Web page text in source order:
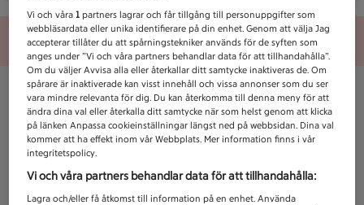
Unknown error
Vi och våra1 partners lagrar och får tillgång till personuppgifter som
webbläsardata eller unika identifierare på din enhet. Genom att välja Jag
accepterar tillåter du att spårningstekniker används för de syften som
anges under ”Vi och våra partners behandlar data för att tillhandahålla”.
Om du väljer Avvisa alla eller återkallar ditt samtycke inaktiveras de. Om
spårare är inaktiverade kan visst innehåll och vissa annonser som du ser
vara mindre relevanta för dig. Du kan återkomma till denna meny för att
ändra dina val eller återkalla ditt samtycke när som helst genom att klicka
på länken Anpassa cookieinställningar längst ned på webbsidan. Dina val
kommer att ha effekt inom vår Webbplats. Mer information finns i vår
integritetspolicy.
Vi och våra partners behandlar data för att tillhandahålla:
Lagra och/eller få åtkomst till information på en enhet. Använda